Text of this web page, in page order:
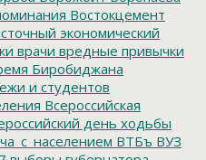
Востокцемент
экономический
врачи вредные привычки
Биробиджана
и студентов
Всероссийская
день ходьбы
ВТБъ ВУЗ